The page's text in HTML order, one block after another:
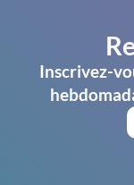
Inscrivez-